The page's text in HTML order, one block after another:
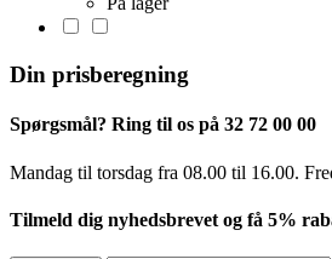
Din prisberegning
Spørgsmål? Ring til os på 32 72 00 00
Mandag til torsdag fra 08.00 til 16.00.
Tilmeld dig nyhedsbrevet og få 5%